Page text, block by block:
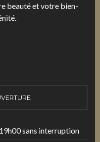
beauté et votre bien-
sans interruption